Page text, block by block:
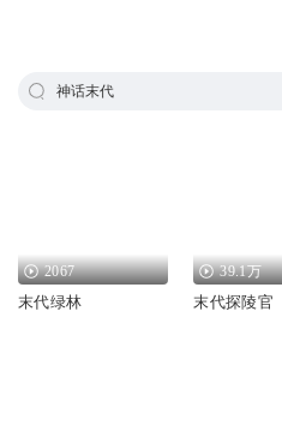
神话末代
2067
末代绿林
39.1万
末代探陵官